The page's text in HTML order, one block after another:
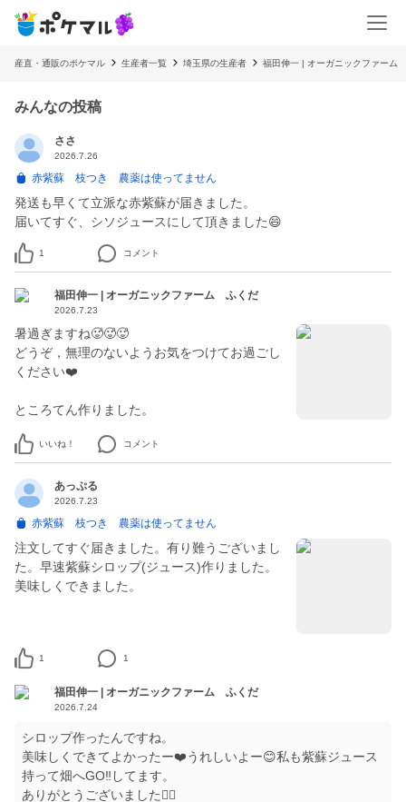
産直・通販のポケマル 生産者一覧 埼玉県の生産者 福田伸一 | オーガニックファーム
みんなの投稿
ささ
2026.7.26
赤紫蘇 枝つき 農薬は使ってません
発送も早くて立派な赤紫蘇が届きました。
届いてすぐ、シソジュースにして頂きました😄
1 コメント
福田伸一 | オーガニックファーム ふくだ
2026.7.23
暑過ぎますね🥵🥵🥵
どうぞ，無理のないようお気をつけてお過ごし
ください❤️
いいね！ コメント
あっぷる
2026.7.23
赤紫蘇 枝つき 農薬は使ってません
注文してすぐ届きました。有り難うございまし
た。早速紫蘇シロップ(ジュース)作りました。
美味しくできました。
1 1
福田伸一 | オーガニックファーム ふくだ
2026.7.24
シロップ作ったんですね。
美味しくできてよかったー❤️うれしいよー😊私も紫蘇ジュース
持って畑へGO‼️してます。
ありがとうございました🙇‍♂️